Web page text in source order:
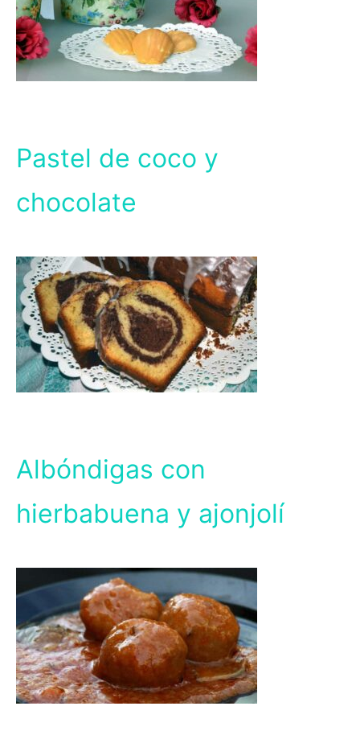
Pastel de coco y
chocolate
Albóndigas con
hierbabuena y ajonjolí